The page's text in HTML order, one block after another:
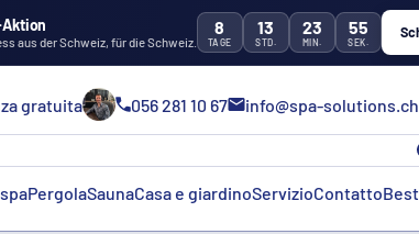
aus der Schweiz, für die Schweiz.
8
TAGE
13
STD.
23
MIN.
54
SEK.
gratuita 056 281 10 67 info@spa-solutions.ch
PergolaSaunaCasa e giardinoServizioContatto